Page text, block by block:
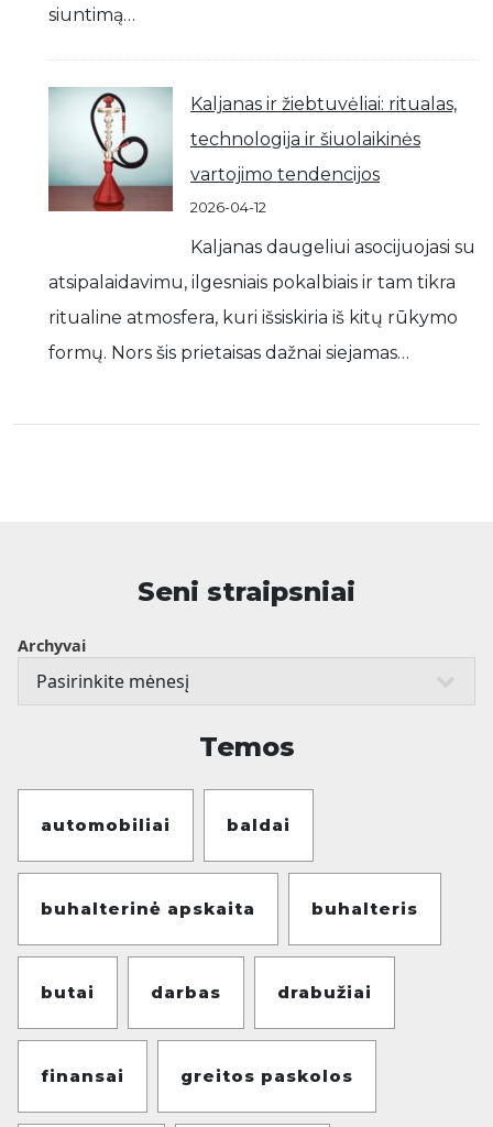
siuntimą…
Kaljanas ir žiebtuvėliai: ritualas,
technologija ir šiuolaikinės
vartojimo tendencijos
2026-04-12
Kaljanas daugeliui asocijuojasi su
atsipalaidavimu, ilgesniais pokalbiais ir tam tikra
ritualine atmosfera, kuri išsiskiria iš kitų rūkymo
formų. Nors šis prietaisas dažnai siejamas…
Seni straipsniai
Archyvai
Temos
automobiliai baldai
buhalterinė apskaita buhalteris
butai darbas drabužiai
finansai greitos paskolos